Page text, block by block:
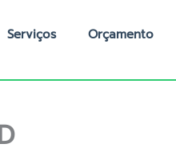
Serviços Orçamento